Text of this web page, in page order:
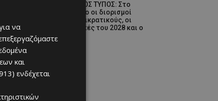
ΚΥΠΡΙΑΚΟΣ ΤΥΠΟΣ: Στο
επίκεντρο οι διορισμοί
στους ημικρατικούς, οι
Προεδρικές του 2028 και ο
να
και
ενδέχεται